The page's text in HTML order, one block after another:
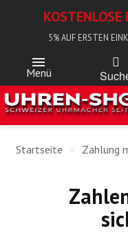
5% AUF ERSTEN
Menü
Startseite Zahlung